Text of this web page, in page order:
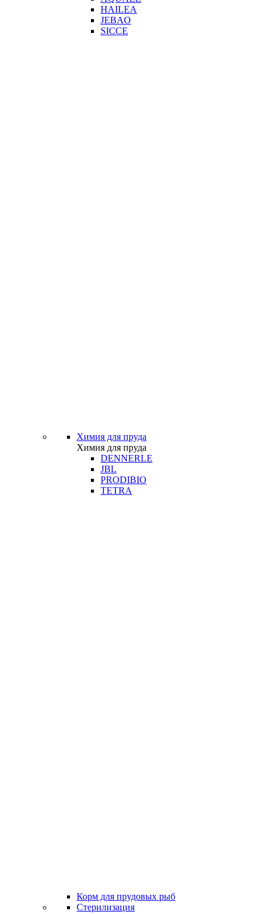
HAILEA
JEBAO
SICCE
Химия для пруда
Химия для пруда
DENNERLE
JBL
PRODIBIO
TETRA
Корм для прудовых рыб
Стерилизация